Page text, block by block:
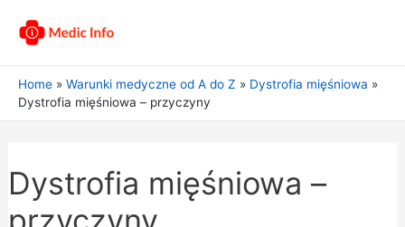
Home Warunki medyczne od A do Z
Dystrofia mięśniowa
Dystrofia mięśniowa – przyczyny
Dystrofia mięśniowa –